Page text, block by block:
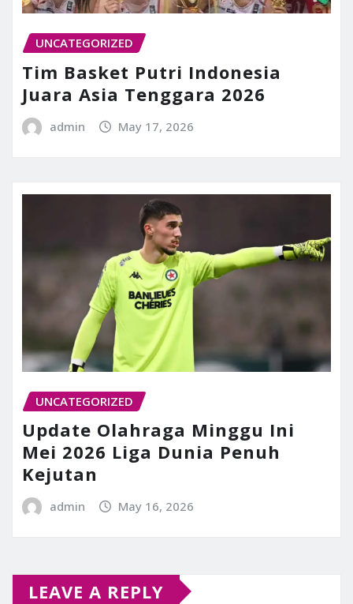
UNCATEGORIZED
Tim Basket Putri Indonesia
Juara Asia Tenggara 2026
admin May 17, 2026
UNCATEGORIZED
Update Olahraga Minggu Ini
Mei 2026 Liga Dunia Penuh
Kejutan
admin May 16, 2026
LEAVE A REPLY